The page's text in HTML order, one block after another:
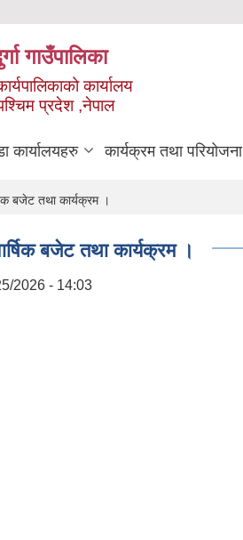
गाउँपालिका
कार्यालय
प्रदेश ,नेपाल
कार्यालयहरु कार्यक्रम तथा परियोजना
बजेट तथा कार्यक्रम ।
बजेट तथा कार्यक्रम ।
2026 - 14:03